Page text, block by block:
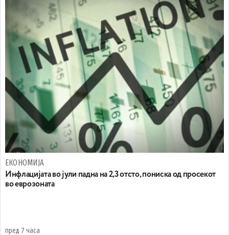
ЕКОНОМИЈА
Инфлацијата во јули падна на 2,3 отсто, пониска од просекот
во еврозоната
пред 7 часа